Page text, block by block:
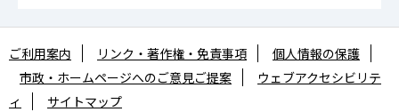
ご利用案内 リンク・著作権・免責事項
個人情報の保護
市政・ホームページへのご意見ご提案
ウェブアクセシビリテ
ィ
サイトマップ